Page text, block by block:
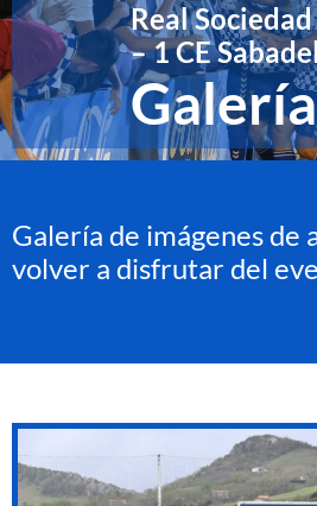
Real Sociedad
– 1 CE
Galería de imágenes de
volver a disfrutar del